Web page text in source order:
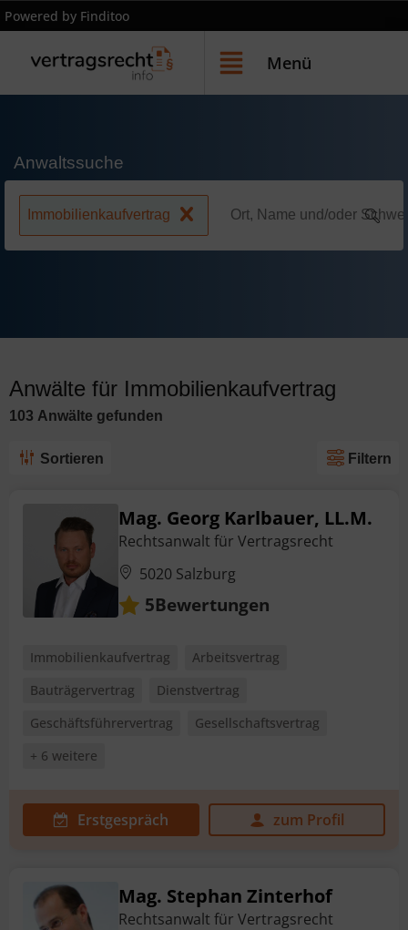
Powered by Finditoo
Menü
Anwaltssuche
Immobilienkaufvertrag
Anwälte für Immobilienkaufvertrag
103 Anwälte gefunden
Sortieren Filtern
Mag. Georg Karlbauer, LL.M.
Rechtsanwalt für Vertragsrecht
5020 Salzburg
5Bewertungen
Immobilienkaufvertrag
Arbeitsvertrag
Bauträgervertrag
Dienstvertrag
Geschäftsführervertrag
Gesellschaftsvertrag
+ 6 weitere
Erstgespräch zum Profil
Mag. Stephan Zinterhof
Rechtsanwalt für Vertragsrecht